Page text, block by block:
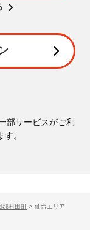
部サービスがご利
。
郡村田町 > 仙台エリア